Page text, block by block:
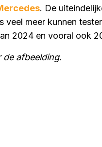
. De
veel meer kunnen
2024 en vooral ook
de afbeelding.